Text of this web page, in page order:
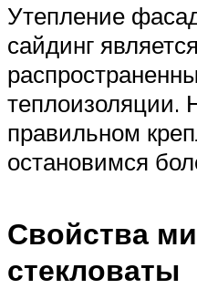
Утепление
сайдинг
теплоизоляции.
правильном
остановимся
Свойства
стекловаты